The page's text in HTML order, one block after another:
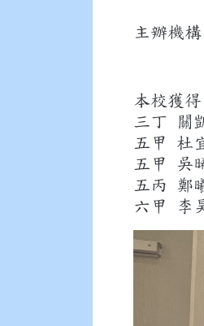
主辦機
本校獲
三丁 關
五甲 杜
五甲 吳
五丙 鄭
六甲 李